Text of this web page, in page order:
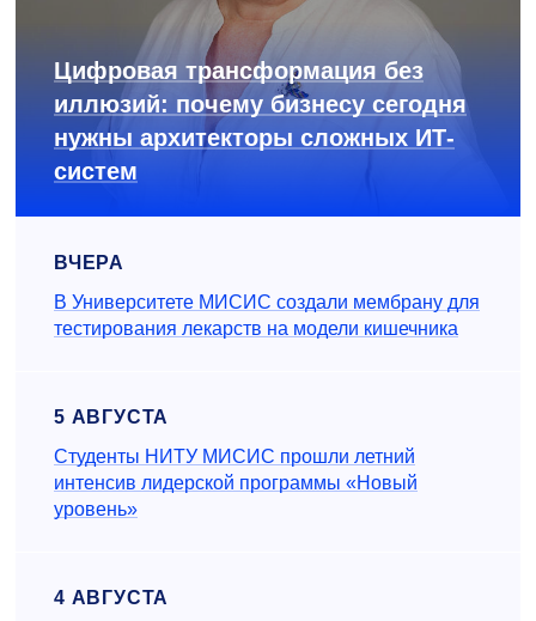
Цифровая трансформация без
иллюзий: почему бизнесу сегодня
нужны архитекторы сложных ИТ-
систем
ВЧЕРА
В Университете МИСИС создали мембрану для
тестирования лекарств на модели кишечника
5 АВГУСТА
Студенты НИТУ МИСИС прошли летний
интенсив лидерской программы «Новый
уровень»
4 АВГУСТА